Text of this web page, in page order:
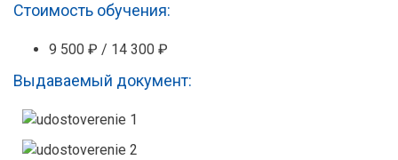
Стоимость обучения:
9 500 ₽ / 14 300 ₽
Выдаваемый документ: